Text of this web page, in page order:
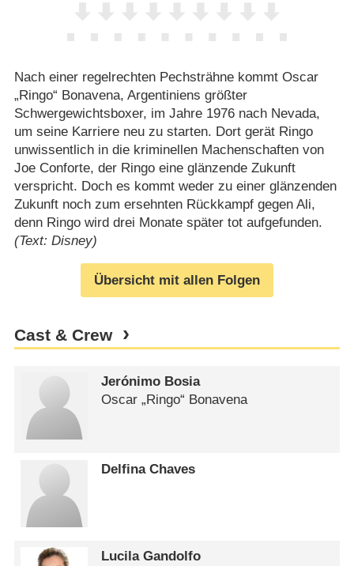
Nach einer regelrechten Pechsträhne kommt Oscar
„Ringo“ Bonavena, Argentiniens größter
Schwergewichtsboxer, im Jahre 1976 nach Nevada,
um seine Karriere neu zu starten. Dort gerät Ringo
unwissentlich in die kriminellen Machenschaften von
Joe Conforte, der Ringo eine glänzende Zukunft
verspricht. Doch es kommt weder zu einer glänzenden
Zukunft noch zum ersehnten Rückkampf gegen Ali,
denn Ringo wird drei Monate später tot aufgefunden.
(Text: Disney)
Übersicht mit allen Folgen
Cast & Crew
Jerónimo Bosia
Oscar „Ringo“ Bonavena
Delfina Chaves
Lucila Gandolfo